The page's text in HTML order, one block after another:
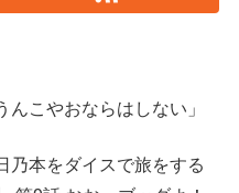
こやおならはしない」
乃本をダイスで旅をする